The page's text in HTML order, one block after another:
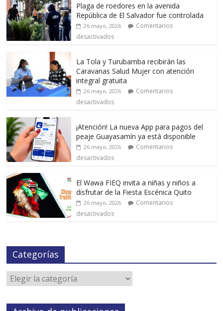
Plaga de roedores en la avenida
República de El Salvador fue controlada
26 mayo, 2026
Comentarios
desactivados
La Tola y Turubamba recibirán las
Caravanas Salud Mujer con atención
integral gratuita
26 mayo, 2026
Comentarios
desactivados
¡Atención! La nueva App para pagos del
peaje Guayasamín ya está disponible
26 mayo, 2026
Comentarios
desactivados
El Wawa FIEQ invita a niñas y niños a
disfrutar de la Fiesta Escénica Quito
26 mayo, 2026
Comentarios
desactivados
Categorías